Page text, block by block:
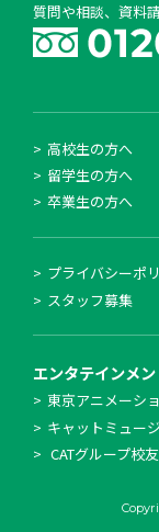
質問や相談、資料
高校生の方へ
留学生の方へ
卒業生の方へ
プライバシーポ
スタッフ募集
エンタテインメ
東京アニメーシ
キャットミュー
CATグループ校